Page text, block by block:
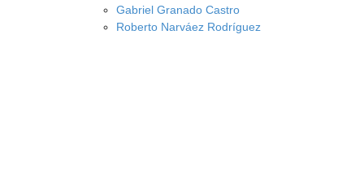
Gabriel Granado Castro
Roberto Narváez Rodríguez